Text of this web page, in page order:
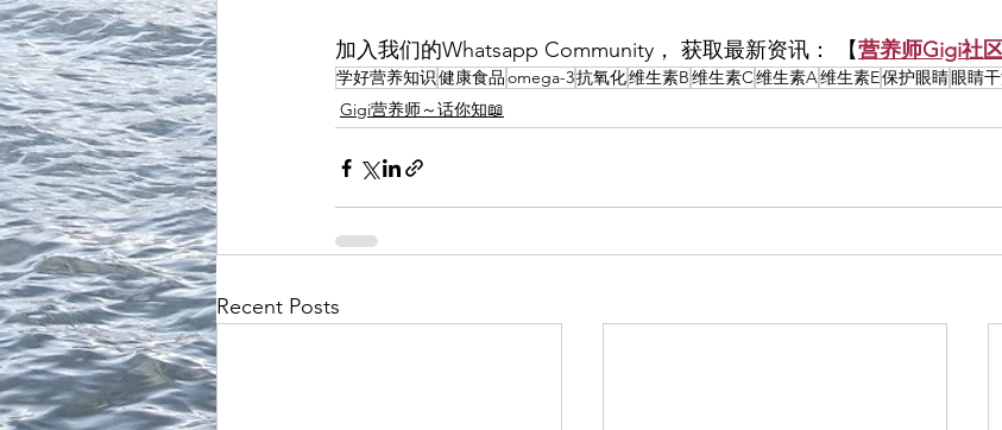
加入我们的Whatsapp Community， 获取最新资讯： 【营养师Gigi社
学好营养知识健康食品omega-3抗氧化维生素B维生素C维生素A维生素E保护眼睛眼睛
Gigi营养师～话你知📖
Recent Posts